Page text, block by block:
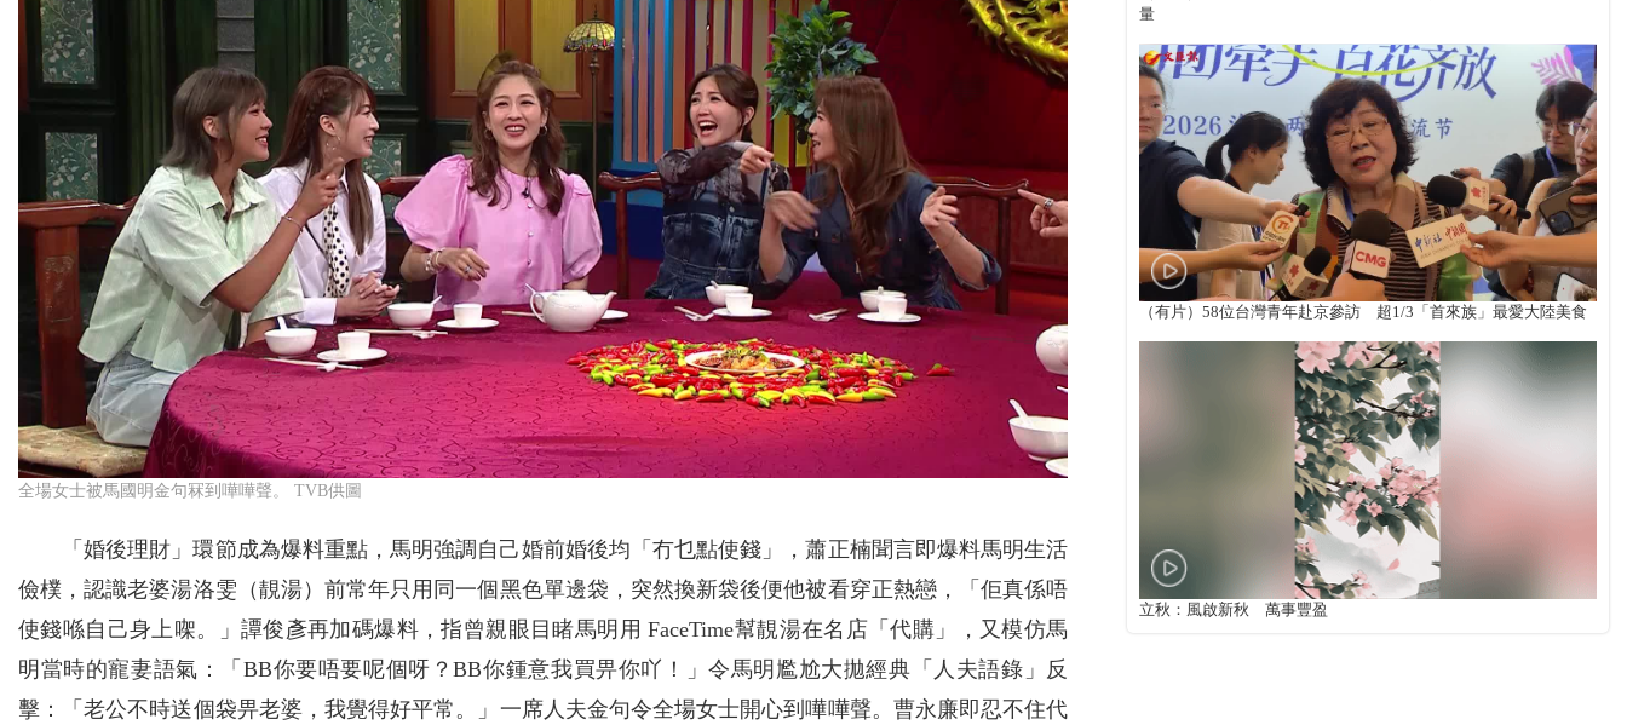
全場女士被馬國明金句冧到嘩嘩聲。 TVB供圖
「婚後理財」環節成為爆料重點，馬明強調自己婚前婚後均「冇乜點使錢」，蕭正楠聞言即爆料馬明生活
儉樸，認識老婆湯洛雯（靚湯）前常年只用同一個黑色單邊袋，突然換新袋後便他被看穿正熱戀，「佢真係唔
使錢喺自己身上㗎。」譚俊彥再加碼爆料，指曾親眼目睹馬明用 FaceTime幫靚湯在名店「代購」，又模仿馬
明當時的寵妻語氣：「BB你要唔要呢個呀？BB你鍾意我買畀你吖！」令馬明尷尬大拋經典「人夫語錄」反
擊：「老公不時送個袋畀老婆，我覺得好平常。」一席人夫金句令全場女士開心到嘩嘩聲。曹永廉即忍不住代
量
（有片）58位台灣青年赴京參訪 超1/3「首來族」最愛大陸美食
立秋：風啟新秋 萬事豐盈